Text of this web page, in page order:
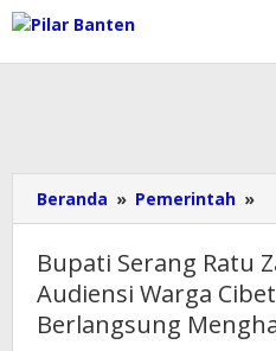
Lewati
ke
konten
Beranda » Pemerintah »
Bupati Serang Ratu
Audiensi Warga
Berlangsung